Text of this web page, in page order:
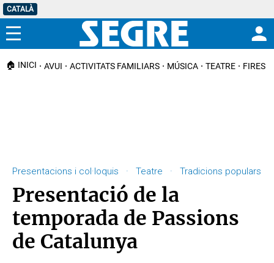
CATALÀ
Menú
🏠 INICI AVUI ACTIVITATS FAMILIARS MÚSICA TEATRE FIRES I
Presentacions i col·loquis · Teatre · Tradicions populars
Presentació de la
temporada de Passions
de Catalunya